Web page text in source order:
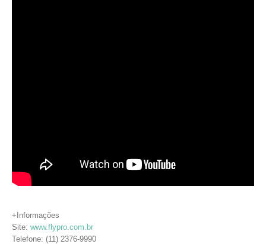
+Informações
Site: www.flypro.com.br
Telefone: (11) 2376-9990